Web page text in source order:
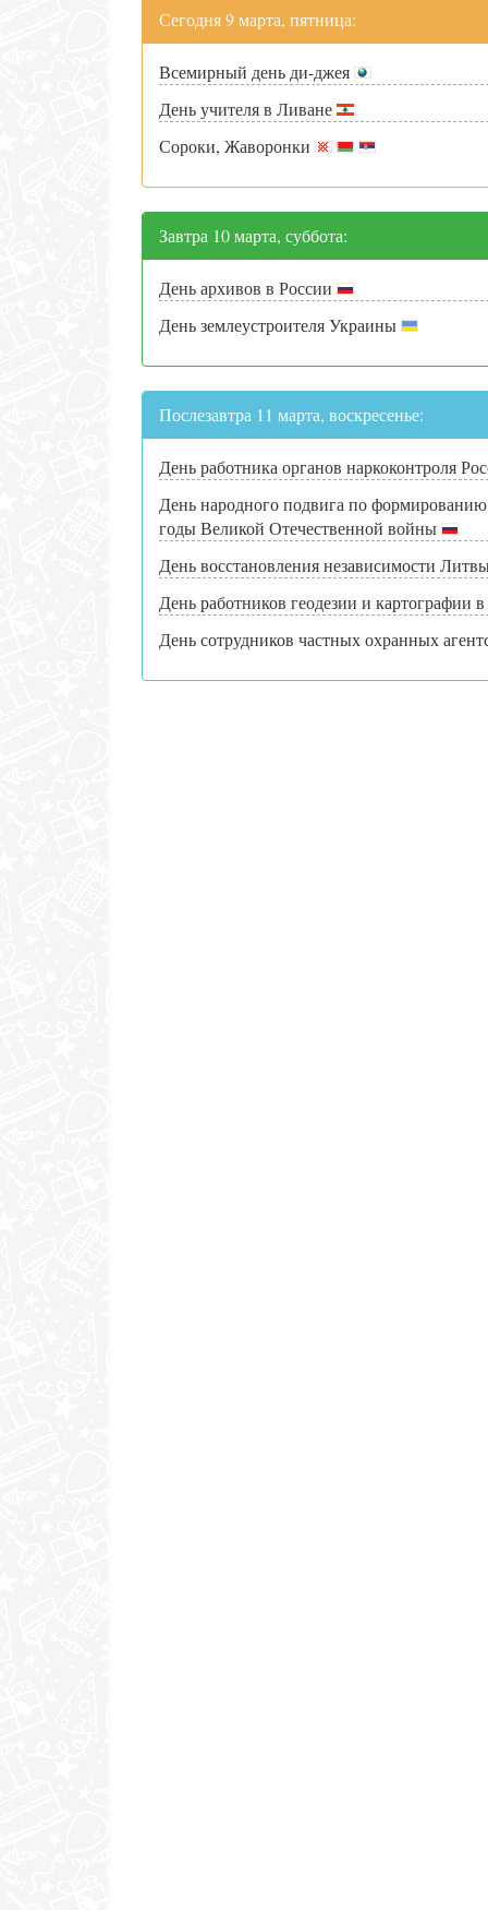
Сегодня 9 марта, пятница:
Всемирный день ди-джея
День учителя в Ливане
Сороки, Жаворонки
Завтра 10 марта, суббота:
День архивов в России
День землеустроителя Украины
Послезавтра 11 марта, воскресенье:
День работника органов наркоконтроля
День народного подвига по формированию
годы Великой Отечественной войны
День восстановления независимости
День работников геодезии и картографии
День сотрудников частных охранных